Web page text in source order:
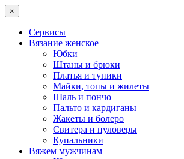
×
Сервисы
Вязание женское
Юбки
Штаны и брюки
Платья и туники
Майки, топы и жилеты
Шаль и пончо
Пальто и кардиганы
Жакеты и болеро
Свитера и пуловеры
Купальники
Вяжем мужчинам